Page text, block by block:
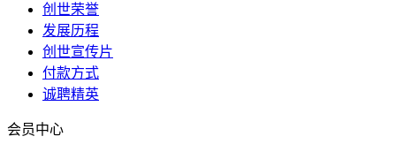
创世荣誉
发展历程
创世宣传片
付款方式
诚聘精英
会员中心